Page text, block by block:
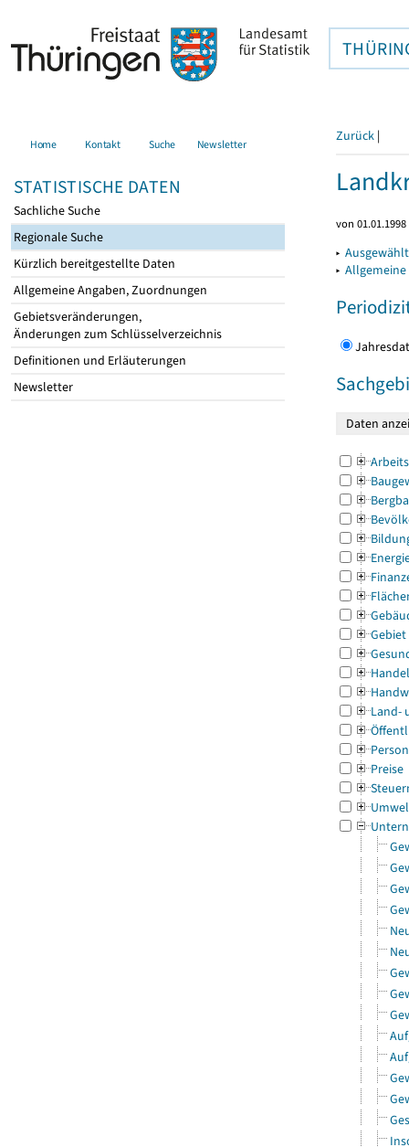
Home Kontakt Suche Newsletter
STATISTISCHE DATEN
Sachliche Suche
Regionale Suche
Kürzlich bereitgestellte Daten
Allgemeine Angaben, Zuordnungen
Gebietsveränderungen,
Änderungen zum Schlüsselverzeichnis
Definitionen und Erläuterungen
Newsletter
Zurück |
von
▸
▸
Gebiet
Land-
Preise